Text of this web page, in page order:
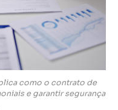
como o contrato de
e garantir segurança